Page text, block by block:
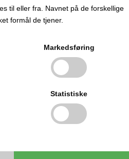
til eller fra. Navnet på de forskellige
formål de tjener.
Markedsføring
Statistiske